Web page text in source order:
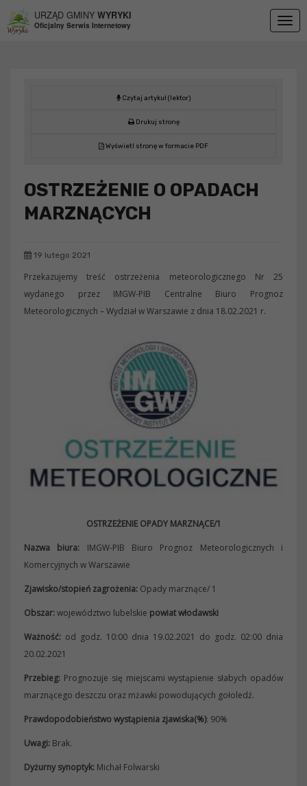
URZĄD GMINY WYRYKI
Oficjalny Serwis Internetowy
Czytaj artykuł (lektor)
Drukuj stronę
Wyświetl stronę w formacie PDF
OSTRZEŻENIE O OPADACH
MARZNĄCYCH
19 lutego 2021
Przekazujemy treść ostrzeżenia meteorologicznego Nr 25
wydanego przez IMGW-PIB Centralne Biuro Prognoz
Meteorologicznych – Wydział w Warszawie z dnia 18.02.2021 r.
OSTRZEŻENIE OPADY MARZNĄCE/1
Nazwa biura: IMGW-PIB Biuro Prognoz Meteorologicznych i
Komercyjnych w Warszawie
Zjawisko/stopień zagrożenia: Opady marznące/ 1
Obszar:województwo lubelskie powiat włodawski
Ważność: od godz. 10:00 dnia 19.02.2021 do godz. 02:00 dnia
20.02.2021
Przebieg: Prognozuje się miejscami wystąpienie słabych opadów
marznącego deszczu oraz mżawki powodujących gołoledź.
Prawdopodobieństwo wystąpienia zjawiska(%): 90%
Uwagi: Brak.
Dyżurny synoptyk: Michał Folwarski